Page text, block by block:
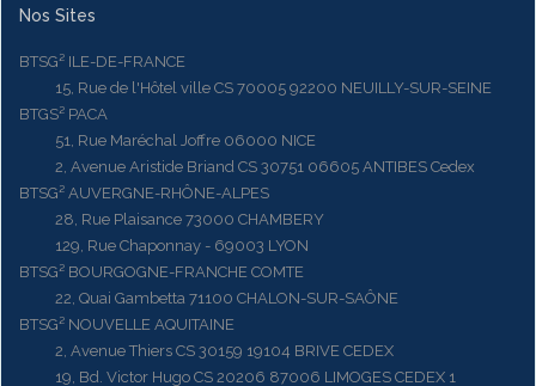
Nos Sites
BTSG² ILE-DE-FRANCE
15, Rue de l'Hôtel ville CS 70005 92200 NEUILLY-SUR-SEINE
BTGS² PACA
51, Rue Maréchal Joffre 06000 NICE
2, Avenue Aristide Briand CS 30751 06605 ANTIBES Cedex
BTSG² AUVERGNE-RHÔNE-ALPES
28, Rue Plaisance 73000 CHAMBERY
129, Rue Chaponnay - 69003 LYON
BTSG² BOURGOGNE-FRANCHE COMTE
22, Quai Gambetta 71100 CHALON-SUR-SAÔNE
BTSG² NOUVELLE AQUITAINE
2, Avenue Thiers CS 30159 19104 BRIVE CEDEX
19, Bd. Victor Hugo CS 20206 87006 LIMOGES CEDEX 1